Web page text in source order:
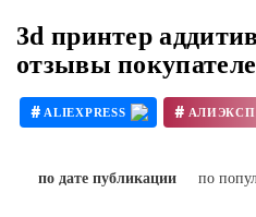
3d принтер
отзывы
# ALIEXPRESS #
по дате публикации по